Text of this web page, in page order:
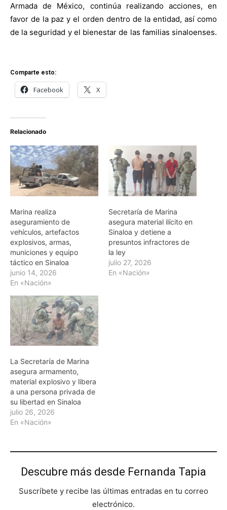
Armada de México, continúa realizando acciones, en
favor de la paz y el orden dentro de la entidad, así como
de la seguridad y el bienestar de las familias sinaloenses.
Comparte esto:
Facebook X
Relacionado
Marina realiza
aseguramiento de
vehículos, artefactos
explosivos, armas,
municiones y equipo
táctico en Sinaloa
junio 14, 2026
En «Nación»
Secretaría de Marina
asegura material ilícito en
Sinaloa y detiene a
presuntos infractores de
la ley
julio 27, 2026
En «Nación»
La Secretaría de Marina
asegura armamento,
material explosivo y libera
a una persona privada de
su libertad en Sinaloa
julio 26, 2026
En «Nación»
Descubre más desde Fernanda Tapia
Suscríbete y recibe las últimas entradas en tu correo
electrónico.